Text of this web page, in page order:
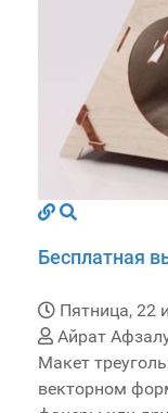
Бесплатная
Пятница, 22
Айрат
Макет
векторном